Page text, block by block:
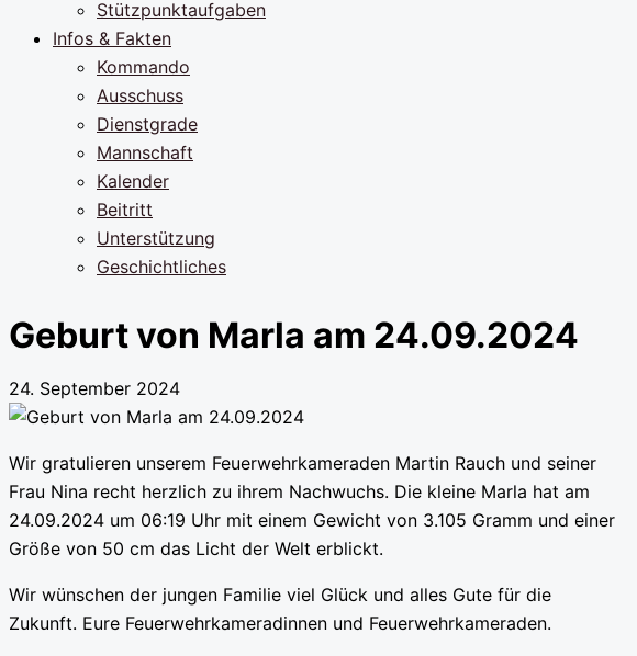
Stützpunktaufgaben
Infos & Fakten
Kommando
Ausschuss
Dienstgrade
Mannschaft
Kalender
Beitritt
Unterstützung
Geschichtliches
Geburt von Marla am 24.09.2024
24. September 2024
Wir gratulieren unserem Feuerwehrkameraden Martin Rauch und seiner
Frau Nina recht herzlich zu ihrem Nachwuchs. Die kleine Marla hat am
24.09.2024 um 06:19 Uhr mit einem Gewicht von 3.105 Gramm und einer
Größe von 50 cm das Licht der Welt erblickt.
Wir wünschen der jungen Familie viel Glück und alles Gute für die
Zukunft. Eure Feuerwehrkameradinnen und Feuerwehrkameraden.